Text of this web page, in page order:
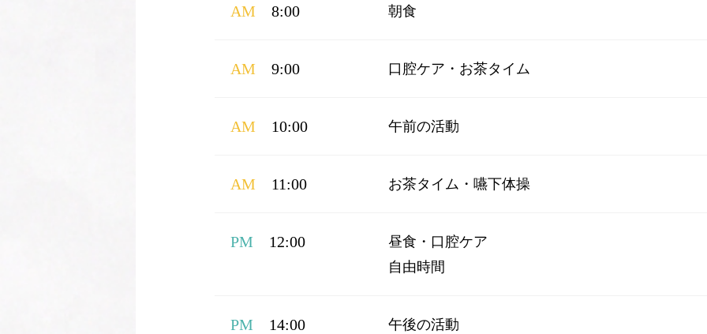
AM 8:00 朝食
AM 9:00 口腔ケア・お茶タイム
AM 10:00 午前の活動
AM 11:00 お茶タイム・嚥下体操
PM 12:00
昼食・口腔ケア
自由時間
PM 14:00 午後の活動